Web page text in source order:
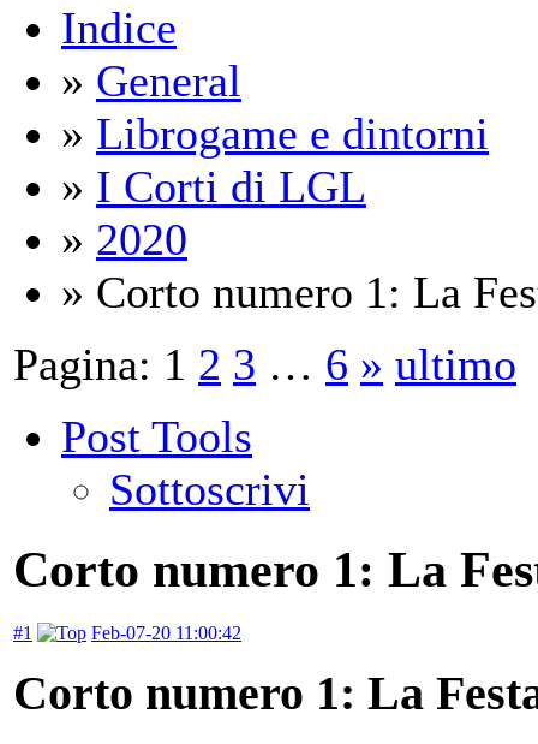
Indice
» General
» Librogame e dintorni
» I Corti di LGL
» 2020
» Corto numero 1: La
Pagina: 1 2 3 … 6 » ultimo
Post Tools
Sottoscrivi
Corto numero 1: La
#1 Feb-07-20 11:00:42
Corto numero 1: La